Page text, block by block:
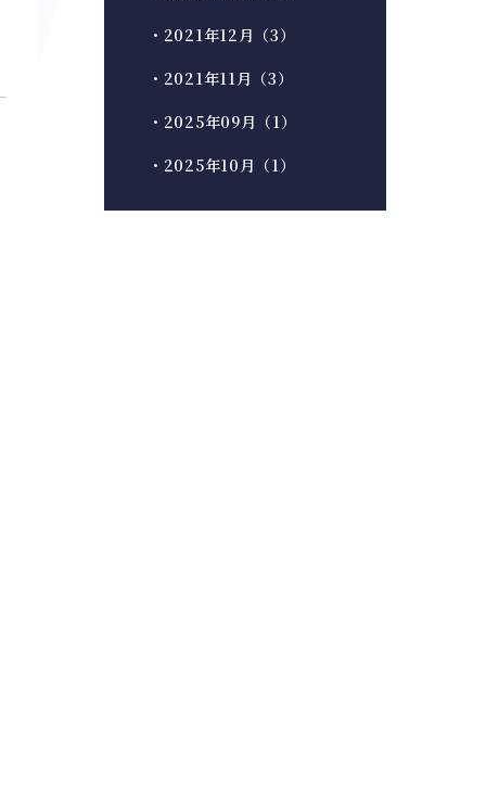
・2021年12月（3）
・2021年11月（3）
・2025年09月（1）
・2025年10月（1）